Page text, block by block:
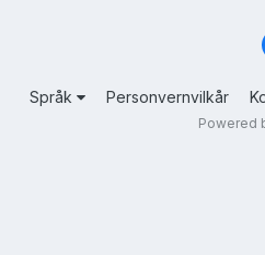
Språk Personvernvilkår
Powered